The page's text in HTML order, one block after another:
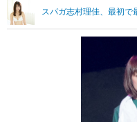
ショッピング
スパガ志村理佳、最初で